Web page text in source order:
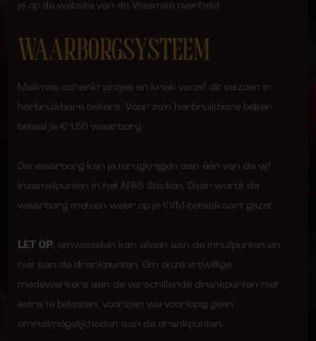
je op de website van de Vlaamse overheid.
WAARBORGSYSTEEM
Malinwa schenkt pintjes en kriek vanaf dit seizoen in
herbruikbare bekers. Voor zo’n herbruikbare beker
betaal je € 1,50 waarborg.
Die waarborg kan je terugkrijgen aan één van de vijf
inzamelpunten in het AFAS Stadion. Daar wordt de
waarborg meteen weer op je KVM-betaalkaart gezet.
LET OP, omwisselen kan alleen aan de inruilpunten en
niet aan de drankpunten. Om onze vrijwillige
medewerkers aan de verschillende drankpunten niet
extra te belasten, voorzien we voorlopig geen
omruilmogelijkheden aan de drankpunten.